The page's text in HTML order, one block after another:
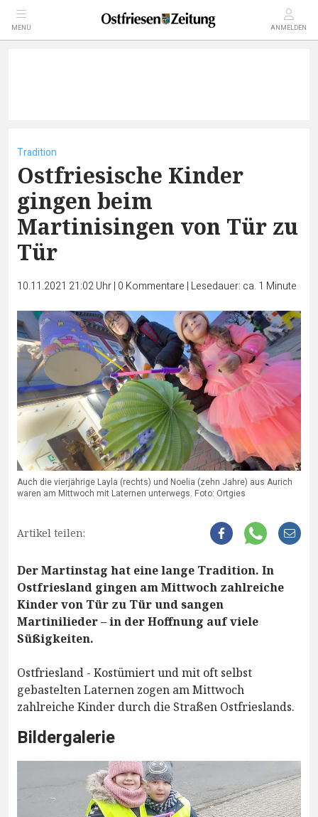
MENÜ ANMELDEN
Tradition
Ostfriesische Kinder
gingen beim
Martinisingen von Tür zu
Tür
10.11.2021 21:02 Uhr| 0 Kommentare | Lesedauer: ca. 1 Minute
Auch die vierjährige Layla (rechts) und Noelia (zehn Jahre) aus Aurich
waren am Mittwoch mit Laternen unterwegs. Foto: Ortgies
Artikel teilen:
Der Martinstag hat eine lange Tradition. In
Ostfriesland gingen am Mittwoch zahlreiche
Kinder von Tür zu Tür und sangen
Martinilieder – in der Hoffnung auf viele
Süßigkeiten.
Ostfriesland - Kostümiert und mit oft selbst
gebastelten Laternen zogen am Mittwoch
zahlreiche Kinder durch die Straßen Ostfrieslands.
Bildergalerie